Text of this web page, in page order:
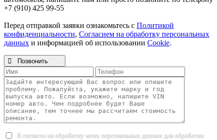
+7 (910) 425 99-55
Перед отправкой заявки ознакомьтесь с Политикой
конфиденциальности, Согласием на обработку персональных
данных и информацией об использовании Cookie.
 Позвонить
Я согласен на обработку моих персональных данных для обработки